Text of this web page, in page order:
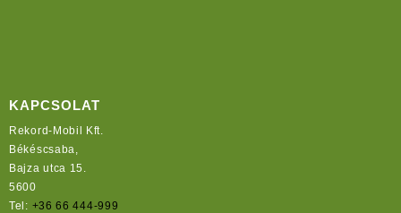
KAPCSOLAT
Rekord-Mobil Kft.
Békéscsaba,
Bajza utca 15.
5600
Tel: +36 66 444-999